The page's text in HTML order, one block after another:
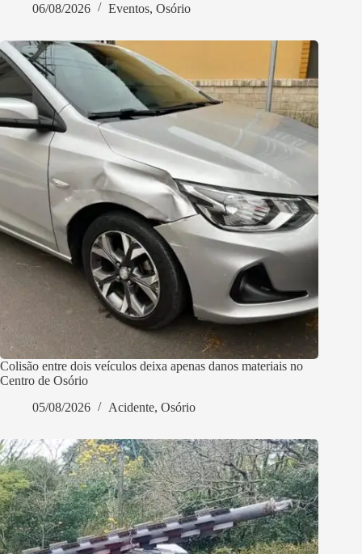
06/08/2026
Eventos, Osório
Colisão entre dois veículos deixa apenas danos materiais no
Centro de Osório
05/08/2026
Acidente, Osório